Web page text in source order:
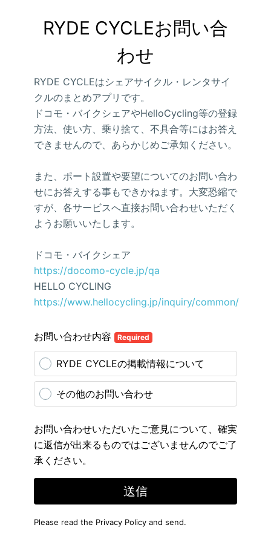
RYDE CYCLEお問い合
わせ
RYDE CYCLEはシェアサイクル・レンタサイ
クルのまとめアプリです。
ドコモ・バイクシェアやHelloCycling等の登録
方法、使い方、乗り捨て、不具合等にはお答え
できませんので、あらかじめご承知ください。
また、ポート設置や要望についてのお問い合わ
せにお答えする事もできかねます。大変恐縮で
すが、各サービスへ直接お問い合わせいただく
ようお願いいたします。
ドコモ・バイクシェア
https://docomo-cycle.jp/qa
HELLO CYCLING
https://www.hellocycling.jp/inquiry/common/
お問い合わせ内容 Required
RYDE CYCLEの掲載情報について
その他のお問い合わせ
お問い合わせいただいたご意見について、確実
に返信が出来るものではございませんのでご了
承ください。
送信
Please read the Privacy Policy and send.